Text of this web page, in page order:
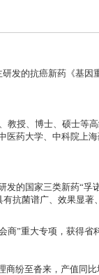
发的抗癌新药《基
、博士、硕士等
药大学、中科院上
国家三类新药“孚
抗菌谱广、效果显
”重大专项，获得省
至沓来，产值同